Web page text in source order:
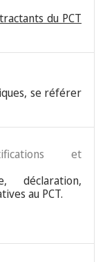
du PCT
se référer
et
déclaration,
au PCT.